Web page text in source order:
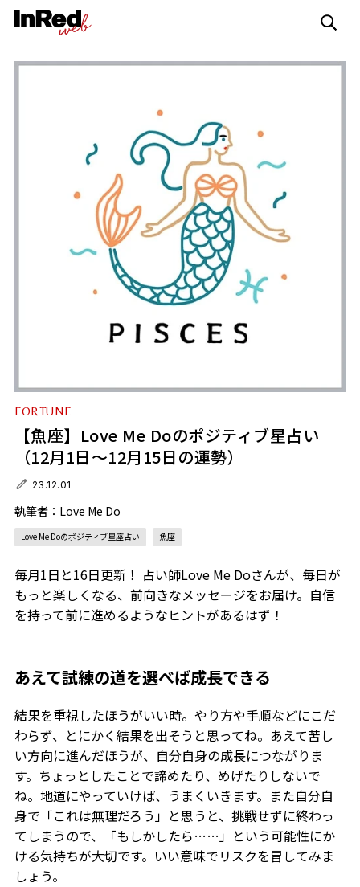
FORTUNE
【魚座】Love Me Doのポジティブ星占い
（12月1日～12月15日の運勢）
23.12.01
執筆者： Love Me Do
Love Me Doのポジティブ星座占い 魚座
毎月1日と16日更新！ 占い師Love Me Doさんが、毎日が
もっと楽しくなる、前向きなメッセージをお届け。自信
を持って前に進めるようなヒントがあるはず！
あえて試練の道を選べば成長できる
結果を重視したほうがいい時。やり方や手順などにこだ
わらず、とにかく結果を出そうと思ってね。あえて苦し
い方向に進んだほうが、自分自身の成長につながりま
す。ちょっとしたことで諦めたり、めげたりしないで
ね。地道にやっていけば、うまくいきます。また自分自
身で「これは無理だろう」と思うと、挑戦せずに終わっ
てしまうので、「もしかしたら……」という可能性にか
ける気持ちが大切です。いい意味でリスクを冒してみま
しょう。